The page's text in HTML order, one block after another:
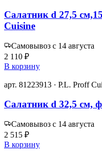
Салатник d 27,5
Cuisine
Самовывоз с 14 августа
2 110 ₽
В корзину
арт. 81223913 · P.L. Proff
Салатник d 32,5 см,
Самовывоз с 14 августа
2 515 ₽
В корзину